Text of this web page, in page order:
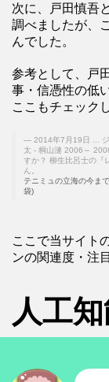
次に、戸田慎吾
調べましたが、
んでした。
参考として、戸
事・信憑性の低
ここもチェック
2014年7月19日 ...
太 - 桐山漣 2006～
すか？ 柳生比呂士の『
ん。
テニミュの立海の今ま
袋)
ここで当サイト
ンの関連度・注
人工